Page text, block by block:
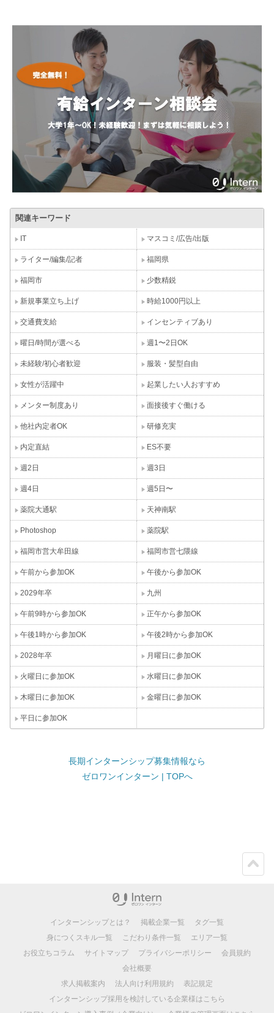
関連キーワード
IT マスコミ/広告/出版
ライター/編集/記者 福岡県
福岡市 少数精鋭
新規事業立ち上げ 時給1000円以上
交通費支給 インセンティブあり
曜日/時間が選べる 週1〜2日OK
未経験/初心者歓迎 服装・髪型自由
女性が活躍中 起業したい人おすすめ
メンター制度あり 面接後すぐ働ける
他社内定者OK 研修充実
内定直結 ES不要
週2日 週3日
週4日 週5日〜
薬院大通駅 天神南駅
Photoshop 薬院駅
福岡市営大牟田線 福岡市営七隈線
午前から参加OK 午後から参加OK
2029年卒 九州
午前9時から参加OK 正午から参加OK
午後1時から参加OK 午後2時から参加OK
2028年卒 月曜日に参加OK
火曜日に参加OK 水曜日に参加OK
木曜日に参加OK 金曜日に参加OK
平日に参加OK
長期インターンシップ募集情報なら
ゼロワンインターン | TOPへ
インターンシップとは？ 掲載企業一覧
タグ一覧
身につくスキル一覧
こだわり条件一覧
エリア一覧
お役立ちコラム
サイトマップ プライバシーポリシー
会員規約
会社概要
求人掲載案内
法人向け利用規約
表記規定
インターンシップ採用を検討している企業様はこちら